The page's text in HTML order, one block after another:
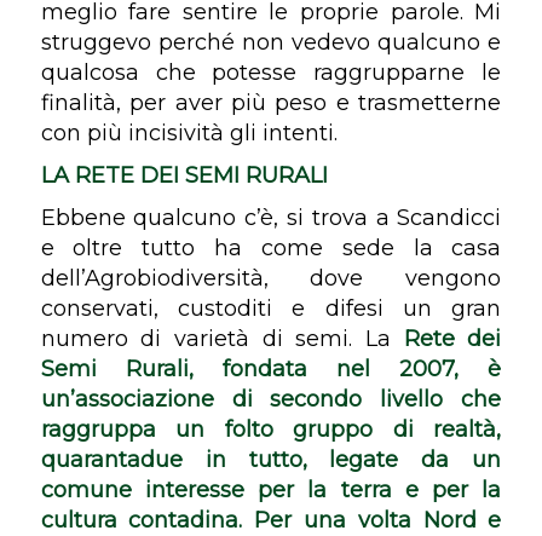
meglio fare sentire le proprie parole. Mi
struggevo perché non vedevo qualcuno e
qualcosa che potesse raggrupparne le
finalità, per aver più peso e trasmetterne
con più incisività gli intenti.
LA RETE DEI SEMI RURALI
Ebbene qualcuno c’è, si trova a Scandicci
e oltre tutto ha come sede la casa
dell’Agrobiodiversità, dove vengono
conservati, custoditi e difesi un gran
numero di varietà di semi. La Rete dei
Semi Rurali, fondata nel 2007, è
un’associazione di secondo livello che
raggruppa un folto gruppo di realtà,
quarantadue in tutto, legate da un
comune interesse per la terra e per la
cultura contadina. Per una volta Nord e